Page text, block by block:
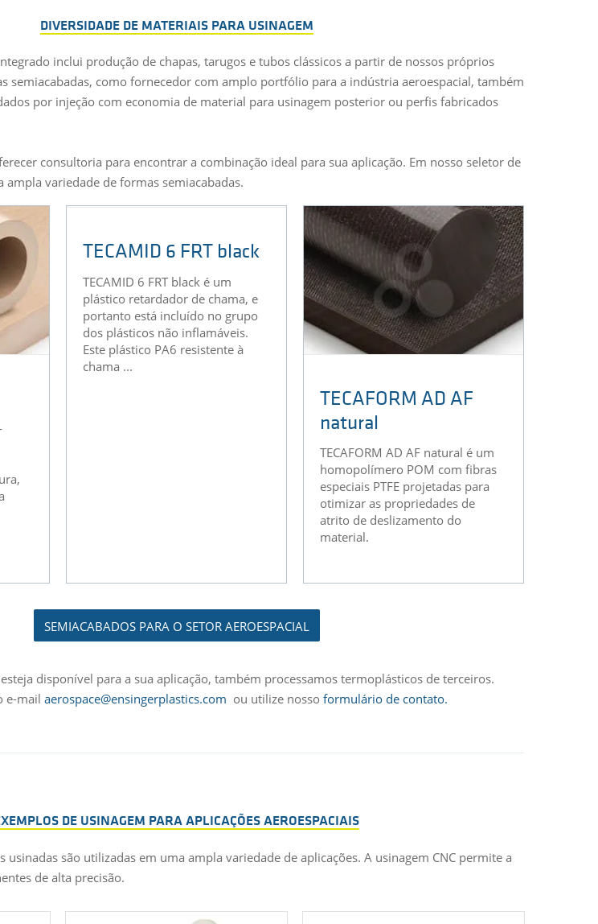
DIVERSIDADE DE MATERIAIS PARA USINAGEM
inclui produção de chapas, tarugos e tubos clássicos a partir de nossos próprios
semiacabadas, como fornecedor com amplo portfólio para a indústria aeroespacial, também
por injeção com economia de material para usinagem posterior ou perfis fabricados
consultoria para encontrar a combinação ideal para sua aplicação. Em nosso seletor de
variedade de formas semiacabadas.
TECAFORM AD AF
natural
TECAFORM AD AF natural é um
homopolímero POM com fibras
especiais PTFE projetadas para
otimizar as propriedades de
atrito de deslizamento do
material.
SEMIACABADOS PARA O SETOR AEROESPACIAL
disponível para a sua aplicação, também processamos termoplásticos de terceiros.
e-mail aerospace@ensingerplastics.com ou utilize nosso formulário de contato.
DE USINAGEM PARA APLICAÇÕES AEROESPACIAIS
usinadas são utilizadas em uma ampla variedade de aplicações. A usinagem CNC permite a
de alta precisão.